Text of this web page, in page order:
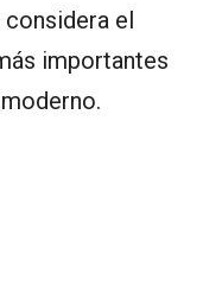
el
importantes